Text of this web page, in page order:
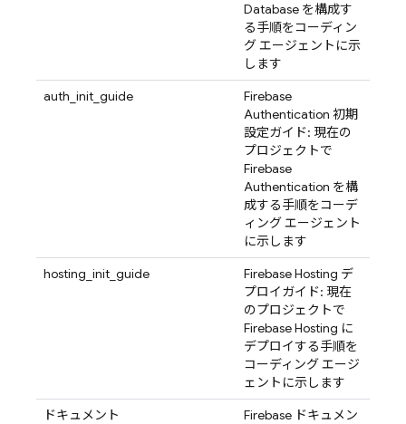
Database を構成す
る手順をコーディン
グ エージェントに示
します
auth_init_guide
Firebase
Authentication 初期
設定ガイド: 現在の
プロジェクトで
Firebase
Authentication を構
成する手順をコーデ
ィング エージェント
に示します
hosting_init_guide
Firebase Hosting デ
プロイガイド: 現在
のプロジェクトで
Firebase Hosting に
デプロイする手順を
コーディング エージ
ェントに示します
ドキュメント
Firebase ドキュメン